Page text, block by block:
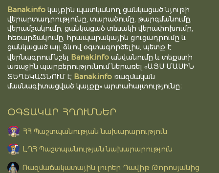
Banak.info կայքին պատկանող ցանկացած նյութի
վերարտադրությունը, տարածումը, թարգմանումը,
վերամշակումը, ցանկացած տեսակի վերափոխումը,
հեռարձակումը, հրապարակային ցուցադրումը և
ցանկացած այլ ձևով օգտագործելիս, պետք է
վերնագրում նշել Banak.info անվանումը և տեքստի
առաջին պարբերությունում ներառել «ԱՅՍ ՄԱՍԻՆ
ՏԵՂԵԿԱՑՆՈՒՄ Է Banak.info ռազմական
մասնագիտացված կայքը» արտահայտությունը։
ՕԳՏԱԿԱՐ ՀՂՈՒՄՆԵՐ
ՀՀ Պաշտպանության նախարարություն
ԼՂՀ Պաշտպանության նախարարություն
Ռազմաճակատային լուրեր Դավիթ Թորոսյանից